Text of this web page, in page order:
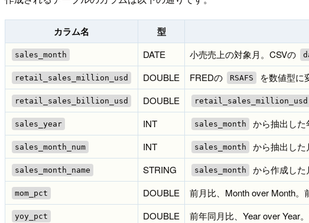
カラム名 型
sales_month DATE 小売売上の対象月。CSVの
retail_sales_million_usd DOUBLE FREDの RSAFS を数値型に
retail_sales_billion_usd DOUBLE retail_sales_million_usd
sales_year INT sales_month から抽出した
sales_month_num INT sales_month から抽出した
sales_month_name STRING sales_month から作成した
mom_pct DOUBLE 前月比、Month over Month。
yoy_pct DOUBLE 前年同月比、Year over Year